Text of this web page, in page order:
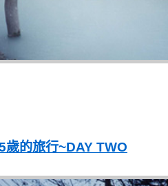
歲的旅行~DAY TWO